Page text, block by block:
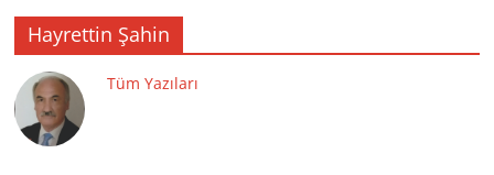
Hayrettin Şahin
Tüm Yazıları